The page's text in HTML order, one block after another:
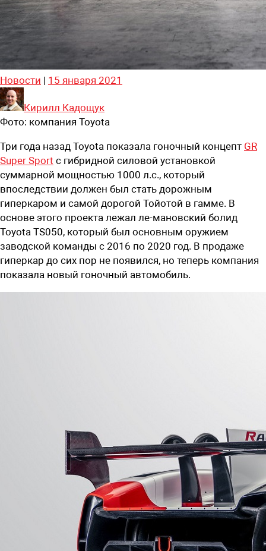
Новости | 15 января 2021
Кирилл Кадощук
Фото: компания Toyota
Три года назад Toyota показала гоночный концепт GR
Super Sport с гибридной силовой установкой
суммарной мощностью 1000 л.с., который
впоследствии должен был стать дорожным
гиперкаром и самой дорогой Тойотой в гамме. В
основе этого проекта лежал ле-мановский болид
Toyota TS050, который был основным оружием
заводской команды с 2016 по 2020 год. В продаже
гиперкар до сих пор не появился, но теперь компания
показала новый гоночный автомобиль.